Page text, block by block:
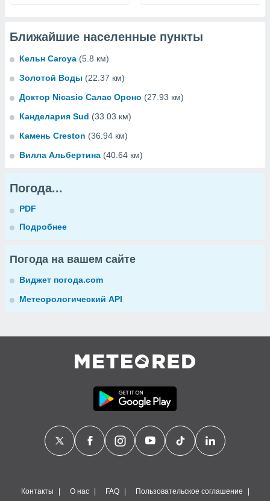
Ближайшие населенные пункты
Кельн Caroya (5.8 км)
Золотой Воды (22.37 км)
Доктор Nicasio Салас Ороно (27.93 км)
Канделария Sud (33.03 км)
Камень Creston (36.94 км)
Вилла Альбертина (40.64 км)
Погода...
PDF
Подробнее
Погода на вашем сайте
Виджет погода.com
Метеорологический API
Контакты О нас FAQ Пользовательское соглашение